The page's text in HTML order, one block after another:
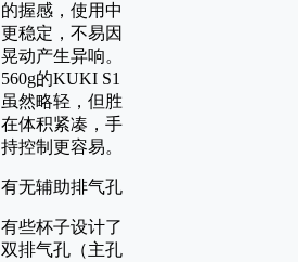
的握感，使用中
更稳定，不易因
晃动产生异响。
560g的KUKI S1
虽然略轻，但胜
在体积紧凑，手
持控制更容易。
有无辅助排气孔
有些杯子设计了
双排气孔（主孔